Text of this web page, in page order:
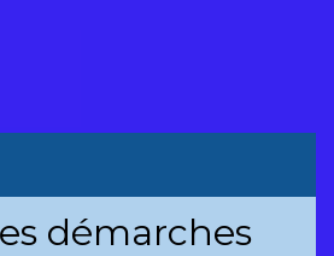
démarches